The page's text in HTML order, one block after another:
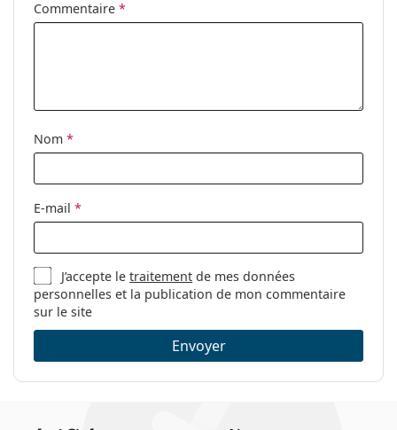
Code:
Commentaire *
Nom *
E-mail *
J’accepte letraitement de mes données
personnelles et la publication de mon commentaire
sur le site
Envoyer